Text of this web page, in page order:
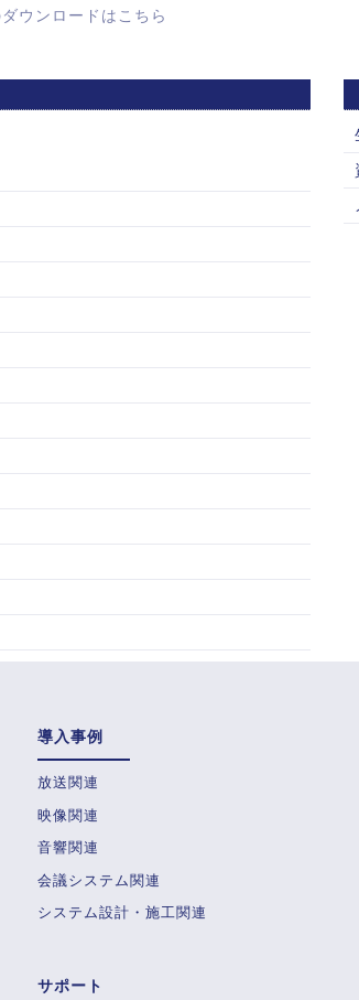
ウンロードはこちら
導入事例
放送関連
映像関連
音響関連
会議システム関連
システム設計・施工関連
サポート